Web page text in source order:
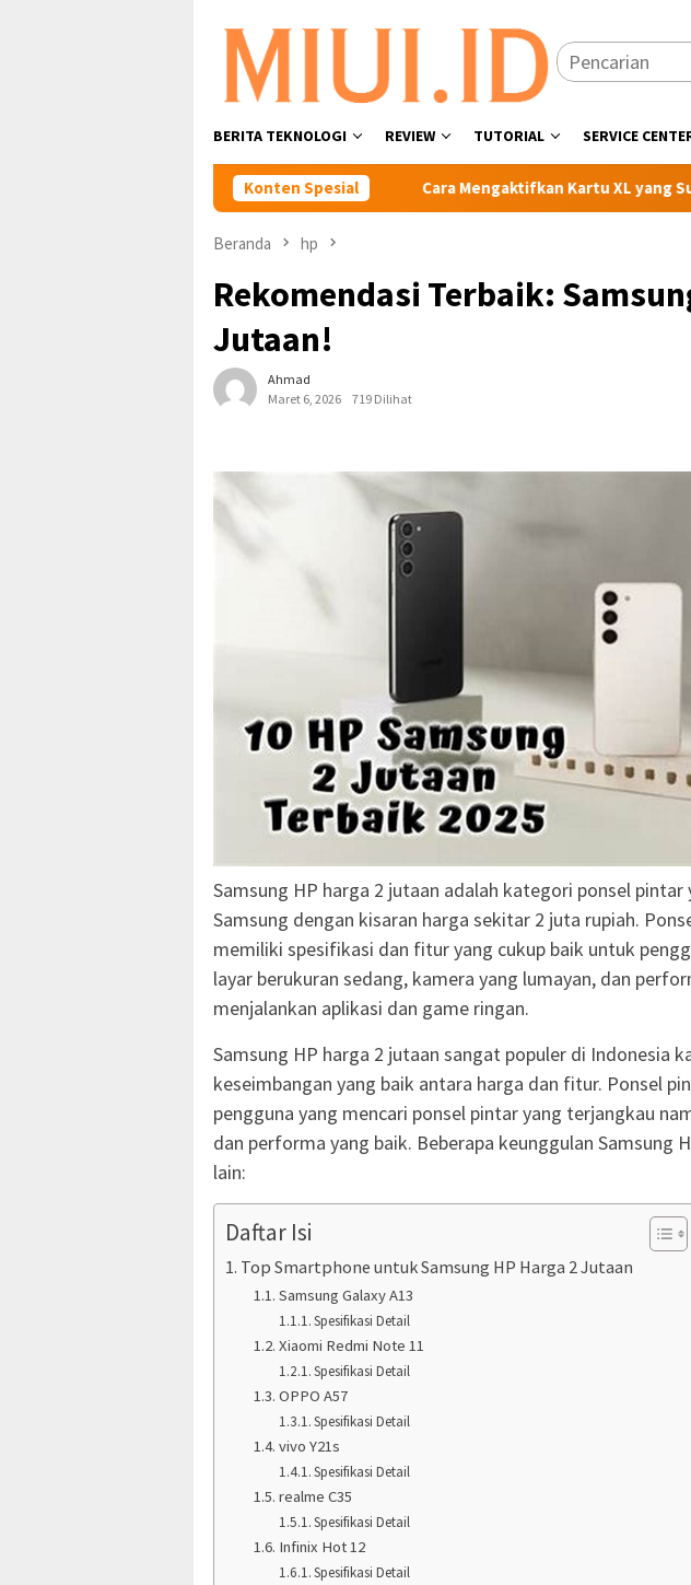
konten
BERITA TEKNOLOGI REVIEW TUTORIAL SERVICE
Konten Spesial
Jutaan Dengan Spesifikasi Gahar Cara Mengaktifkan Kartu XL yang Sudah Mati
Beranda hp
Rekomendasi Terbaik:
Jutaan!
Ahmad
Maret 6, 2026
719 Dilihat
Samsung HP harga 2 jutaan adalah kategori ponsel
Samsung dengan kisaran harga sekitar 2 juta rupiah.
memiliki spesifikasi dan fitur yang cukup baik untuk
layar berukuran sedang, kamera yang lumayan, dan
menjalankan aplikasi dan game ringan.
Samsung HP harga 2 jutaan sangat populer di Indonesia
keseimbangan yang baik antara harga dan fitur. Ponsel
pengguna yang mencari ponsel pintar yang terjangkau
dan performa yang baik. Beberapa keunggulan Samsung
lain:
Daftar Isi
Top Smartphone untuk Samsung HP Harga 2 Jutaan
Samsung Galaxy A13
Spesifikasi Detail
Xiaomi Redmi Note 11
Spesifikasi Detail
OPPO A57
Spesifikasi Detail
vivo Y21s
Spesifikasi Detail
realme C35
Spesifikasi Detail
Infinix Hot 12
Spesifikasi Detail